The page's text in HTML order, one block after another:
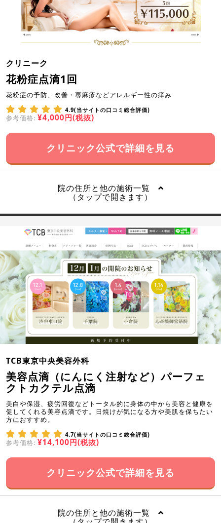
クリニーク
花粉症点滴1回
花粉症の予防、改善・蕁麻疹などアレルギー性の痒み
4.9(当サイトの口コミ総合評価)
参考価格: ¥4,000円(税抜)
クリニック公式で詳細を見る
院の住所と他の施術一覧
（タップで開きます）
TCB東京中央美容外科
美容点滴（にんにく注射など）パーフェ
クトカクテル点滴
美白や保湿、疲労回復などトータル的に身体の中から美容と健康を
促してくれる美容点滴です。日焼けが気になる方や美肌を保ちたい
方におすすめ。
4.7(当サイトの口コミ総合評価)
参考価格: ¥14,100円(税抜)
クリニック公式で詳細を見る
院の住所と他の施術一覧